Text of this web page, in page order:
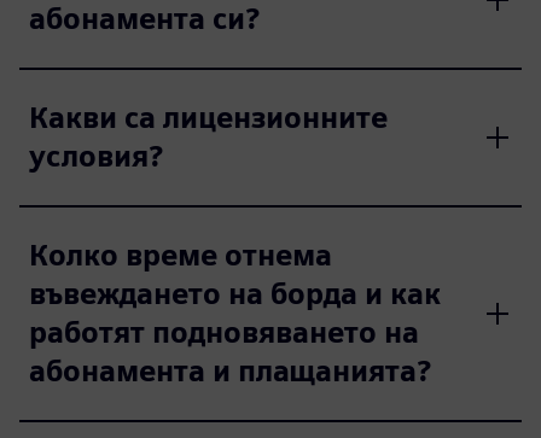
абонамента си?
Какви са лицензионните
условия?
Колко време отнема
въвеждането на борда и как
работят подновяването на
абонамента и плащанията?